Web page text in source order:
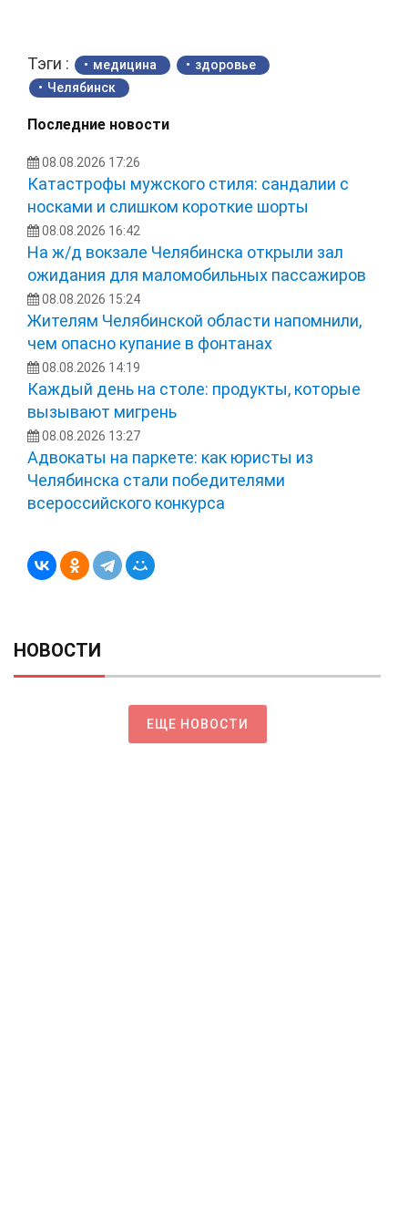
Тэги : медицина
здоровье
Челябинск
Последние новости
08.08.2026 17:26
Катастрофы мужского стиля: сандалии с
носками и слишком короткие шорты
08.08.2026 16:42
На ж/д вокзале Челябинска открыли зал
ожидания для маломобильных пассажиров
08.08.2026 15:24
Жителям Челябинской области напомнили,
чем опасно купание в фонтанах
08.08.2026 14:19
Каждый день на столе: продукты, которые
вызывают мигрень
08.08.2026 13:27
Адвокаты на паркете: как юристы из
Челябинска стали победителями
всероссийского конкурса
НОВОСТИ
ЕЩЕ НОВОСТИ